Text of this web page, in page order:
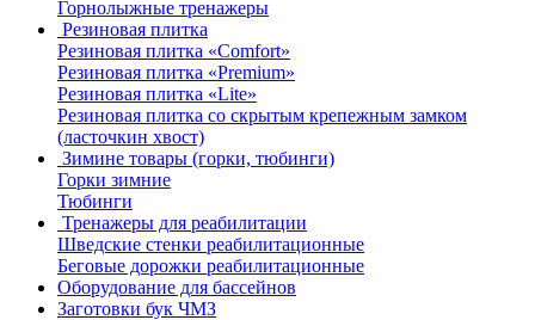
Горнолыжные тренажеры
Резиновая плитка
Резиновая плитка «Comfort»
Резиновая плитка «Premium»
Резиновая плитка «Lite»
Резиновая плитка со скрытым крепежным замком
(ласточкин хвост)
Зимине товары (горки, тюбинги)
Горки зимние
Тюбинги
Тренажеры для реабилитации
Шведские стенки реабилитационные
Беговые дорожки реабилитационные
Оборудование для бассейнов
Заготовки бук ЧМЗ